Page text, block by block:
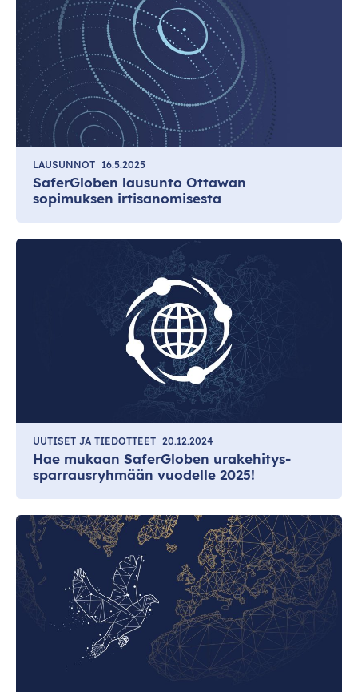
LAUSUNNOT 16.5.2025
SaferGloben lausunto Ottawan
sopimuksen irtisanomisesta
UUTISET JA TIEDOTTEET 20.12.2024
Hae mukaan SaferGloben urakehitys-
sparrausryhmään vuodelle 2025!